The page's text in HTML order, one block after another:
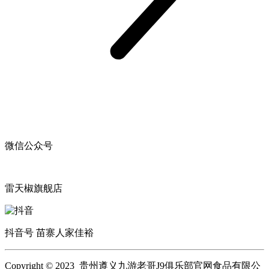
微信公众号
雷天椒旗舰店
抖音号 苗寨人家佳裕
Copyright © 2023 贵州遵义九游老哥J9俱乐部官网食品有限公